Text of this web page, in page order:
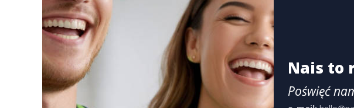
Nais to
Poświęć